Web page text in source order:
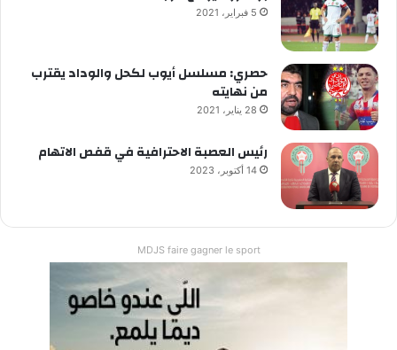
5 فبراير، 2021
حصري: مسلسل أيوب لكحل والوداد يقترب
من نهايته
28 يناير، 2021
رئيس العصبة الاحترافية في قفص الاتهام
14 أكتوبر، 2023
MDJS faire gagner le sport